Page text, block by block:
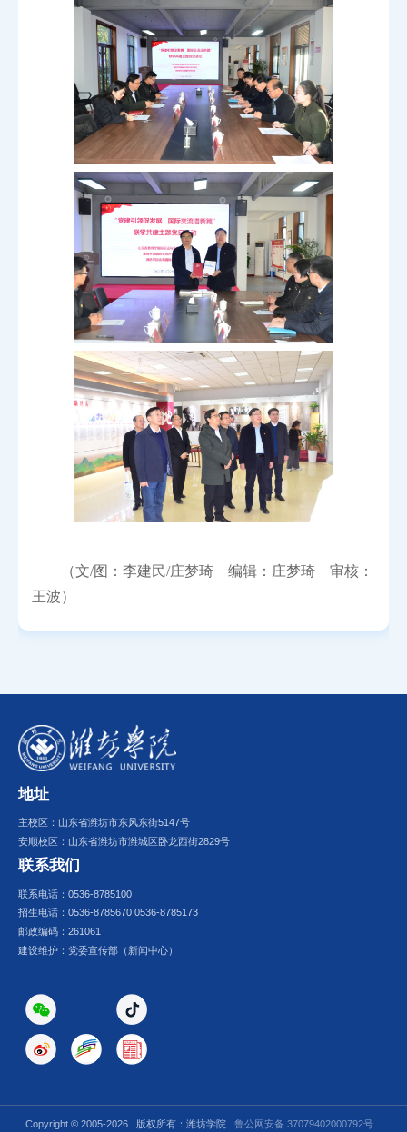
（文/图：李建民/庄梦琦 编辑：庄梦琦 审核：
王波）
地址
主校区：山东省潍坊市东风东街5147号
安顺校区：山东省潍坊市潍城区卧龙西街2829号
联系我们
联系电话：0536-8785100
招生电话：0536-8785670 0536-8785173
邮政编码：261061
建设维护：党委宣传部（新闻中心）
Copyright © 2005-2026 版权所有：潍坊学院 鲁公网安备 37079402000792号